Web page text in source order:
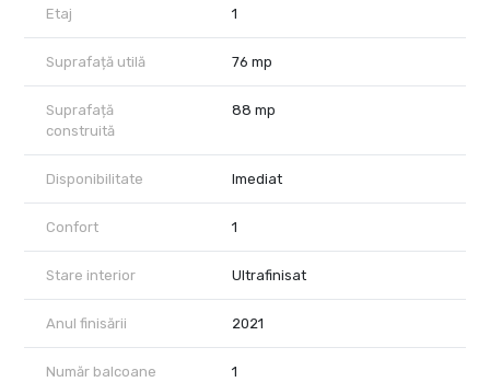
Etaj 1
Suprafață utilă 76 mp
Suprafață
construită
88 mp
Disponibilitate Imediat
Confort 1
Stare interior Ultrafinisat
Anul finisării 2021
Număr balcoane 1